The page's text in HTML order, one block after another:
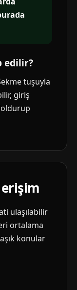
edilir?
tuşuyla
giriş
ulaşılabilir
ortalama
konular